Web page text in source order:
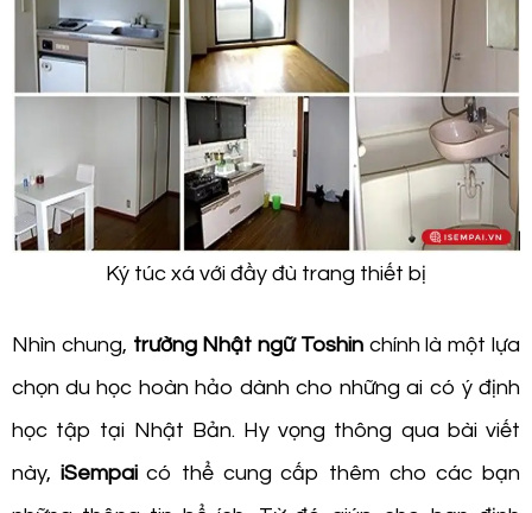
Ký túc xá với đầy đù trang thiết bị
Nhìn chung, trường Nhật ngữ Toshinchính là một lựa
chọn du học hoàn hảo dành cho những ai có ý định
học tập tại Nhật Bản. Hy vọng thông qua bài viết
này, iSempaicó thể cung cấp thêm cho các bạn